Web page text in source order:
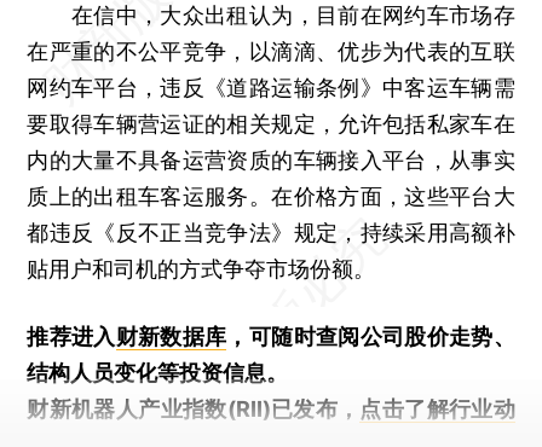
在信中，大众出租认为，目前在网约车市场存
在严重的不公平竞争，以滴滴、优步为代表的互联
网约车平台，违反《道路运输条例》中客运车辆需
要取得车辆营运证的相关规定，允许包括私家车在
内的大量不具备运营资质的车辆接入平台，从事实
质上的出租车客运服务。在价格方面，这些平台大
都违反《反不正当竞争法》规定，持续采用高额补
贴用户和司机的方式争夺市场份额。
推荐进入财新数据库 ，可随时查阅公司股价走势、
结构人员变化等投资信息。
财新机器人产业指数(RII)已发布， 点击了解行业动